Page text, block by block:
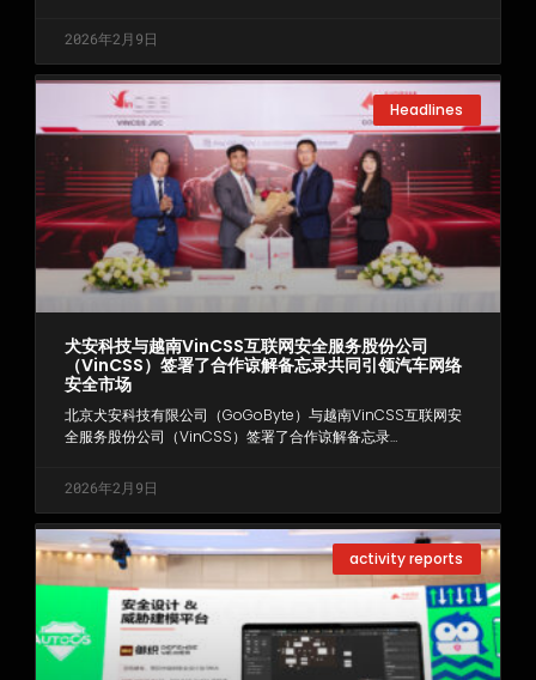
2026年2月9日
Headlines
犬安科技与越南VinCSS互联网安全服务股份公司
（VinCSS）签署了合作谅解备忘录共同引领汽车网络
安全市场
北京犬安科技有限公司（GoGoByte）与越南VinCSS互联网安
全服务股份公司（VinCSS）签署了合作谅解备忘录…
2026年2月9日
activity reports